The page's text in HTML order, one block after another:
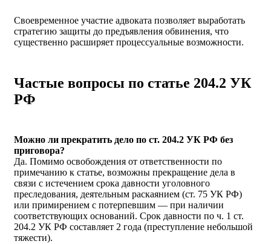
Своевременное участие адвоката позволяет выработать
стратегию защиты до предъявления обвинения, что
существенно расширяет процессуальные возможности.
Частые вопросы по статье 204.2 УК
РФ
Можно ли прекратить дело по ст. 204.2 УК РФ без
приговора?
Да. Помимо освобождения от ответственности по
примечанию к статье, возможны прекращение дела в
связи с истечением срока давности уголовного
преследования, деятельным раскаянием (ст. 75 УК РФ)
или примирением с потерпевшим — при наличии
соответствующих оснований. Срок давности по ч. 1 ст.
204.2 УК РФ составляет 2 года (преступление небольшой
тяжести).